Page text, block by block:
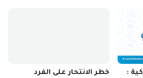
:
خطر الانتحار على الفرد